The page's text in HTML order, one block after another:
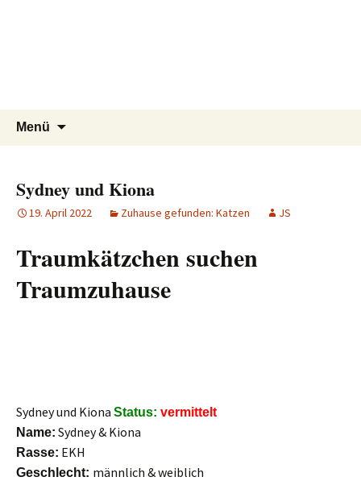
Tier Natur und Artenschutz
Siebengebirge e.V.
Tierschutzverein seit 1985 im
Siebengebirge – Orscheider
Menü
Sydney und Kiona
19. April 2022 Zuhause gefunden: Katzen JS
Traumkätzchen suchen
Traumzuhause
Sydney und Kiona Status: vermittelt
Name: Sydney & Kiona
Rasse: EKH
Geschlecht: männlich & weiblich